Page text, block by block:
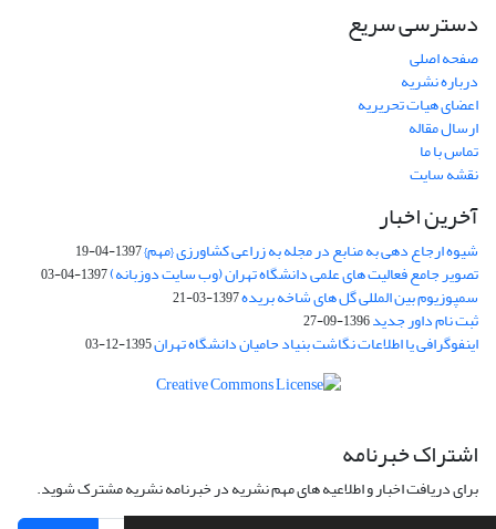
دسترسی سریع
صفحه اصلی
درباره نشریه
اعضای هیات تحریریه
ارسال مقاله
تماس با ما
نقشه سایت
آخرین اخبار
شیوه ارجاع دهی به منابع در مجله به زراعی کشاورزی {مهم}1397-04-19
تصویر جامع فعالیت های علمی دانشگاه تهران (وب سایت دوزبانه)1397-04-03
سمپوزیوم بین المللی گل های شاخه بریده1397-03-21
ثبت نام داور جدید1396-09-27
اینفوگرافی یا اطلاعات نگاشت بنیاد حامیان دانشگاه تهران1395-12-03
اشتراک خبرنامه
برای دریافت اخبار و اطلاعیه های مهم نشریه در خبرنامه نشریه مشترک شوید.